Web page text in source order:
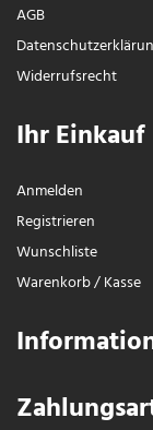
AGB
Widerrufs­recht
Ihr Einkauf
Anmelden
Registrieren
Wunschliste
Warenkorb/Kasse